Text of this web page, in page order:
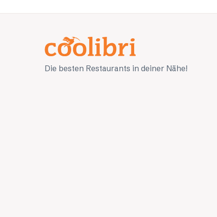
Die besten Restaurants in deiner Nähe!